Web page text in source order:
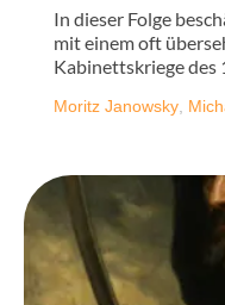
In dieser Folge
mit einem oft
Kabinettskriege des
Moritz Janowsky